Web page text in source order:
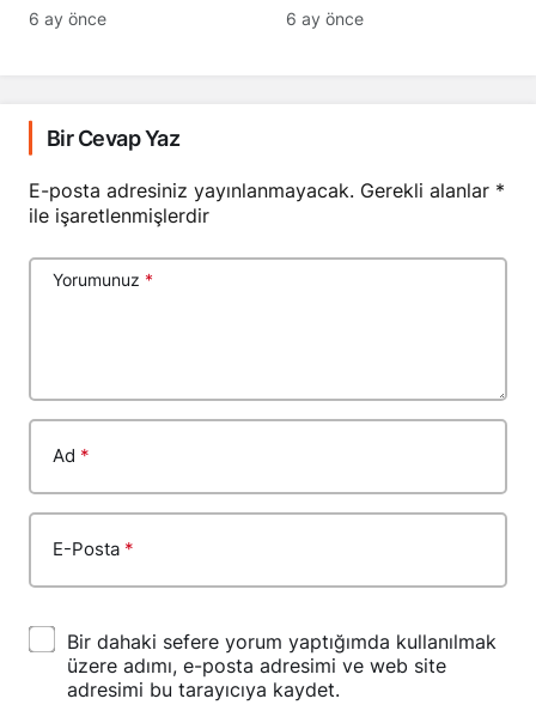
6 ay önce 6 ay önce
Bir Cevap Yaz
E-posta adresiniz yayınlanmayacak. Gerekli alanlar *
ile işaretlenmişlerdir
Yorumunuz *
Ad *
E-Posta *
Bir dahaki sefere yorum yaptığımda kullanılmak
üzere adımı, e-posta adresimi ve web site
adresimi bu tarayıcıya kaydet.